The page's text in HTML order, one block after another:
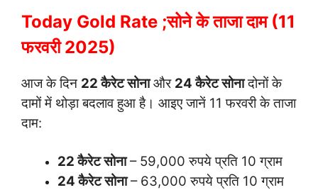
Today Gold Rate ;सोने के ताजा दाम (11
फरवरी 2025)
आज के दिन 22 कैरेट सोनाऔर 24 कैरेट सोनादोनों के
दामों में थोड़ा बदलाव हुआ है। आइए जानें 11 फरवरी के ताजा
दाम:
22 कैरेट सोना– 59,000 रुपये प्रति 10 ग्राम
24 कैरेट सोना– 63,000 रुपये प्रति 10 ग्राम